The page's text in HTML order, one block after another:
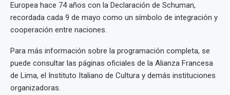
Europea hace 74 años con la Declaración de Schuman,
recordada cada 9 de mayo como un símbolo de integración y
cooperación entre naciones.
Para más información sobre la programación completa, se
puede consultar las páginas oficiales de la Alianza Francesa
de Lima, el Instituto Italiano de Cultura y demás instituciones
organizadoras.